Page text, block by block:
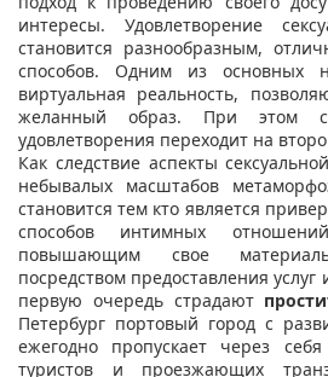
интересы. Удовлетворение
становится разнообразным,
способов. Одним из основных
виртуальная реальность,
желанный образ. При этом
удовлетворения переходит на
Как следствие аспекты
небывалых масштабов
становится тем кто является
способов интимных
повышающим свое
посредством предоставления
первую очередь страдают
Петербург портовый город с
ежегодно пропускает через
туристов и проезжающих